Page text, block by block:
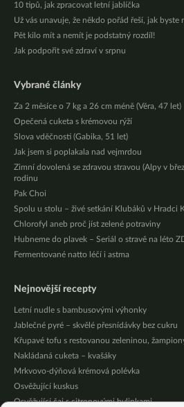
10 tipů, jak zpracovat letní jablíčka
Už vás unavuje, že někdo pořád řeší, jak byste
Pět kilo mít a nemít je podstatný rozdíl!
Jak podpořit své zdraví v srpnu
Vybrané články
Za 2 měsíce o 7 kg a 26 cm méně (Věra, 47 let)
Opečená cuketa s krémovou rýží
Slova vděčnosti (Gabika, 51 let)
Jak jsem si poplakala nad vejmrdou
Zimní dovolená se zdravou stravou (Alpy v
rodinu
Pak Choi
Spolu u stolu – živé setkání Klubáků v Hradci
Chlorofyl aneb proč jíst zelené potraviny
Hubneme do plavek – Seriál o stravě na léto
Fermentované natto léčí i astma
Nejnovější recepty
Letní nudle s bambusovými výhonky
Jablečné pyré – skvělé přesnídávky bez cukru
Křupavé tofu s restovanou zeleninou,
Nakládaná cuketa – kvašáky
Mrkvovo-dýňová krémová polévka
Osvěžující kuskus
Osvěžující čaj s citronovými bylinkami